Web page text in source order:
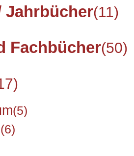
Jahrbücher(11)
Fachbücher(50)
(5)
(6)